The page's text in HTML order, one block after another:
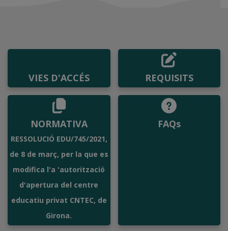
VIES D'ACCÉS REQUISITS
NORMATIVA
RESSOLUCIÓ EDU/745/2021,
de 8 de març, per la que es
modifica l'a 'autorització
d'apertura del centre
educatiu privat CNTEC, de
Girona.
FAQs